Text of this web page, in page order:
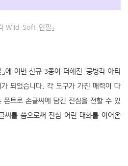
Wild·Soft·연필」
에 이번 신규 3종이 더해진 ‘공병각 아티
가 되었습니다. 각 도구가 가진 매력이 다
폰트로 손글씨에 담긴 진심을 전할 수 있
씨를 씀으로써 진심 어린 대화를 이어온